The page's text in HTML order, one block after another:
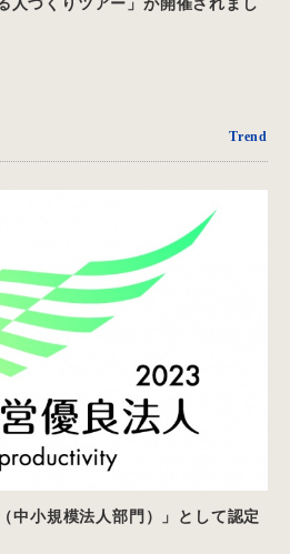
人づくりツアー」が開催されまし
中小規模法人部門）」として認定